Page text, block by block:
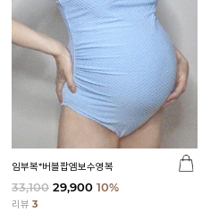
임부복*버블팝엠보수영복
33,100 29,900 10%
리뷰 3